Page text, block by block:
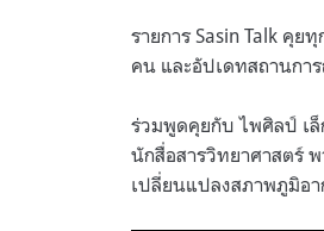
รายการ Sasin Talk คุย
คน และอัปเดทสถานกา
ร่วมพูดคุยกับ ไพศิลป์ เ
นักสื่อสารวิทยาศาสตร์
เปลี่ยนแปลงสภาพภูมิอา